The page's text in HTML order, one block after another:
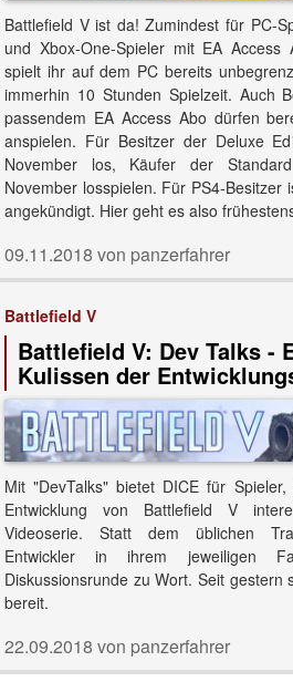
Battlefield V ist da! Zumindest für PC-
und Xbox-One-Spieler mit EA
spielt ihr auf dem PC bereits
immerhin 10 Stunden Spielzeit. Auch
passendem EA Access Abo dürfen
anspielen. Für Besitzer der Deluxe
November los, Käufer der
November losspielen. Für PS4-Besitzer
angekündigt. Hier geht es also
09.11.2018 von panzerfahrer
Battlefield V
Battlefield V: Dev Talks -
Kulissen der
Mit "DevTalks" bietet DICE für
Entwicklung von Battlefield V
Videoserie. Statt dem üblichen
Entwickler in ihrem jeweiligen
Diskussionsrunde zu Wort. Seit gestern
bereit.
22.09.2018 von panzerfahrer